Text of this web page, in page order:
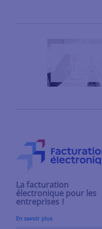
La facturation
électronique pour les
entreprises !
En savoir plus